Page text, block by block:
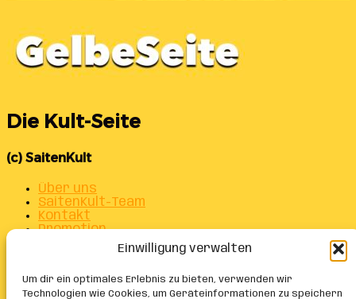
Einwilligung verwalten
Um dir ein optimales Erlebnis zu bieten, verwenden wir
Technologien wie Cookies, um Geräteinformationen zu speichern
Die Kult-Seite
(c) SaitenKult
Über uns
SaitenKult-Team
Kontakt
Promotion
Datenschutz
Cookie-Richtlinie (EU)